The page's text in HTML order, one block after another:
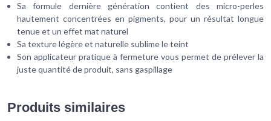
Sa formule dernière génération contient des micro-perles
hautement concentrées en pigments, pour un résultat longue
tenue et un effet mat naturel
Sa texture légère et naturelle sublime le teint
Son applicateur pratique à fermeture vous permet de prélever la
juste quantité de produit, sans gaspillage
Produits similaires